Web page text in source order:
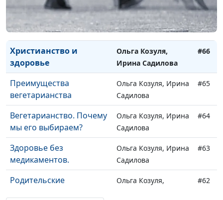
Если ваш ребенок
инвалид
Андряшина
Людмила ,
Слесарева Ирина
#67
Христианство и
здоровье
Ольга Козуля,
Ирина Садилова
#66
Преимущества
вегетарианства
Ольга Козуля, Ирина
Садилова
#65
Вегетарианство. Почему
мы его выбираем?
Ольга Козуля, Ирина
Садилова
#64
Здоровье без
медикаментов.
Ольга Козуля, Ирина
Садилова
#63
Родительские
Ольга Козуля,
#62